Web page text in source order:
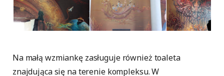
Na małą wzmiankę zasługuje również toaleta
znajdująca się na terenie kompleksu. W